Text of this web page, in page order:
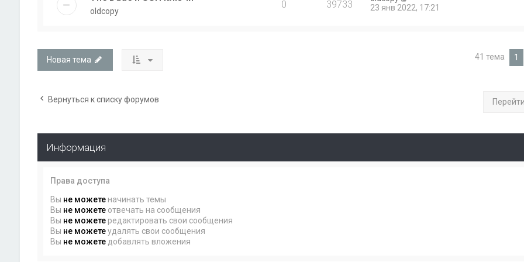
oldcopy
0 39733
23 янв 2022, 17:21
Новая тема 41 тема 1
Вернуться к списку форумов Перейти
Информация
Права доступа
Вы не можетеначинать темы
Вы не можетеотвечать на сообщения
Вы не можетередактировать свои сообщения
Вы не можетеудалять свои сообщения
Вы не можетедобавлять вложения